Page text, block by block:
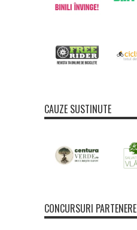
CAUZE SUSTINUTE
CONCURSURI PARTENERE